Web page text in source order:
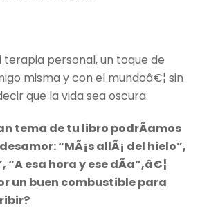
terapia personal, un toque de
misma y con el mundoâ€¦ sin
que la vida sea oscura.
tema de tu libro podrÃ­amos
“MÃ¡s allÃ¡ del hielo”,
“A esa hora y ese dÃ­a”,â€¦
un buen combustible para